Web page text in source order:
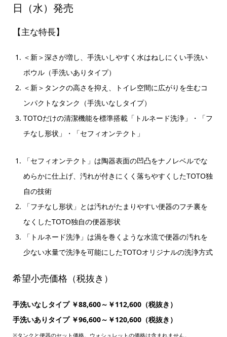
日（水）発売
【主な特長】
＜新＞深さが増し、手洗いしやすく水はねしにくい手洗い
ボウル（手洗いありタイプ）
＜新＞タンクの高さを抑え、トイレ空間に広がりを生むコ
ンパクトなタンク（手洗いなしタイプ）
TOTOだけの清潔機能を標準搭載「トルネード洗浄」・「フ
チなし形状」・「セフィオンテクト」
「セフィオンテクト」は陶器表面の凹凸をナノレベルでな
めらかに仕上げ、汚れが付きにくく落ちやすくしたTOTO独
自の技術
「フチなし形状」とは汚れがたまりやすい便器のフチ裏を
なくしたTOTO独自の便器形状
「トルネード洗浄」は渦を巻くような水流で便器の汚れを
少ない水量で洗浄を可能にしたTOTOオリジナルの洗浄方式
希望小売価格（税抜き）
手洗いなしタイプ ￥88,600～￥112,600（税抜き）
手洗いありタイプ ￥96,600～￥120,600（税抜き）
※タンクと便器のセット価格。ウォシュレットの価格は含まれません。